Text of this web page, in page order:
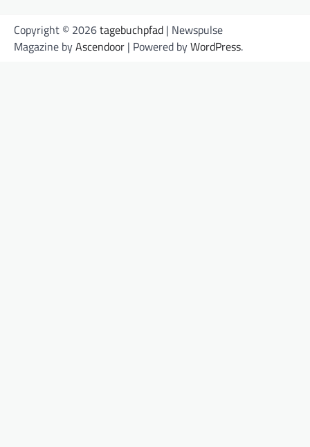
Copyright © 2026tagebuchpfad | Newspulse
Magazine byAscendoor | Powered byWordPress.